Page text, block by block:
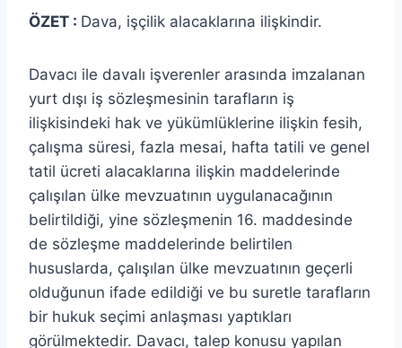
ÖZET : Dava, işçilik alacaklarına ilişkindir.
Davacı ile davalı işverenler arasında imzalanan
yurt dışı iş sözleşmesinin tarafların iş
ilişkisindeki hak ve yükümlüklerine ilişkin fesih,
çalışma süresi, fazla mesai, hafta tatili ve genel
tatil ücreti alacaklarına ilişkin maddelerinde
çalışılan ülke mevzuatının uygulanacağının
belirtildiği, yine sözleşmenin 16. maddesinde
de sözleşme maddelerinde belirtilen
hususlarda, çalışılan ülke mevzuatının geçerli
olduğunun ifade edildiği ve bu suretle tarafların
bir hukuk seçimi anlaşması yaptıkları
görülmektedir. Davacı, talep konusu yapılan